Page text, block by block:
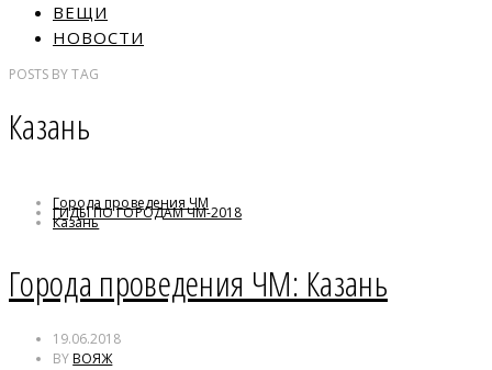
ВЕЩИ
НОВОСТИ
POSTS BYTAG
Казань
ГИДЫ ПО ГОРОДАМ ЧМ-2018
Города проведения ЧМ
Казань
Города проведения ЧМ: Казань
19.06.2018
BYВОЯЖ